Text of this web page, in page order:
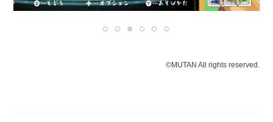
©MUTAN All rights reserved.